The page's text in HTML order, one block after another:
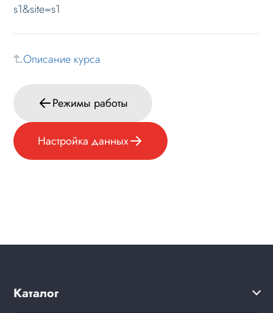
s1&site=s1
Описание курса
Режимы работы
Настройка данных
Каталог